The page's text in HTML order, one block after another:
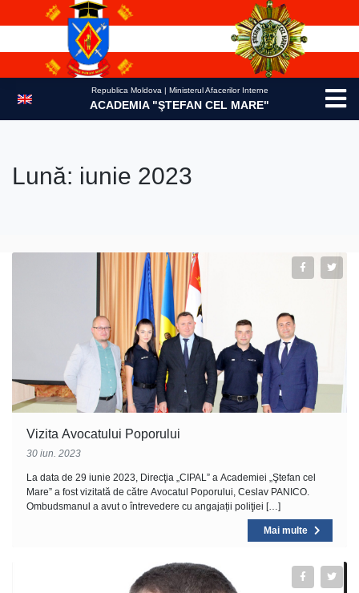
Republica Moldova | Ministerul Afacerilor Interne
ACADEMIA "ŞTEFAN CEL MARE"
Lună: iunie 2023
Vizita Avocatului Poporului
30 iun. 2023
La data de 29 iunie 2023, Direcţia „CIPAL” a Academiei „Ştefan cel
Mare” a fost vizitată de către Avocatul Poporului, Ceslav PANICO.
Ombudsmanul a avut o întrevedere cu angajații poliţiei […]
Mai multe